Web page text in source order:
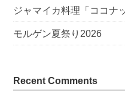
ジャマイカ料理「ココナ
モルゲン夏祭り2026
Recent Comments